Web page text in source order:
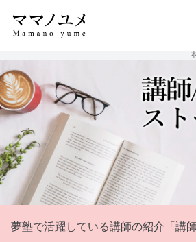
夢塾で活躍している講師の紹介「講